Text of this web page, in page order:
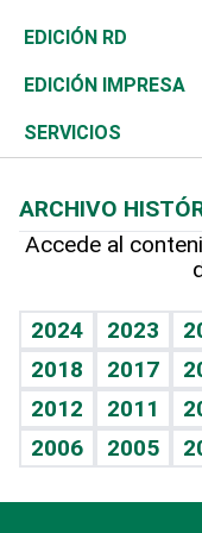
Ocenanía
Caribe
Resto del mundo
Telecom.
Global y variable
Economía personal
Sociales
Novedades
Podcast Arte Libre
Hablando con el
Vida y familia
Eñe
Celebrando la vida
Sin complejos
En pocas palabras
Tenis
Olimpismo
Más deportes
TBT Deportivo
El Espía
Noticiero Poteleche
Columnistas
Más firmas
Historia
Martes de tecnología
Cambio climático
Revista
Deportes
Opinión
Hecho en casa
Guía del dinero
EDICIÓN RD
EDICIÓN IMPRESA
SERVICIOS
Cumpleaños
Horóscopos
Crucigramas
ARCHIVO
Accede al
2024 2023
2018
2017
2012
2011
2006
2005